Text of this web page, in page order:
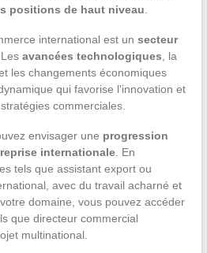
positions de haut niveau
international est un secteur
. Les avancées technologiques , la
les changements économiques
qui favorise l’innovation et
commerciales.
envisager une progression
internationale. En
tels que assistant export ou
avec du travail acharné et
domaine, vous pouvez accéder
que directeur commercial
multinational.